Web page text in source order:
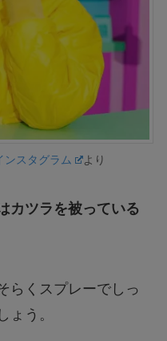
ンスタグラム より
カツラを被っている
らくスプレーでしっ
ょう。